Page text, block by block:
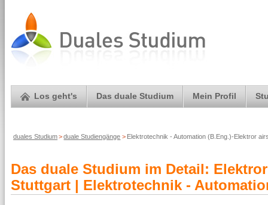
Los geht's Das duale Studium Mein Profil
duales Studium> duale Studiengänge > Elektrotechnik - Automation (B.Eng.)-Elektror
Das duale Studium im Detail:
Stuttgart | Elektrotechnik -